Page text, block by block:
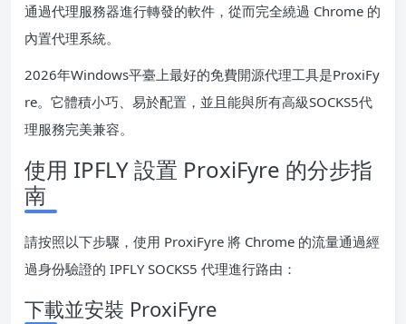
通過代理服務器進行轉發的軟件，從而完全繞過 Chrome 的
內置代理系統。
2026年Windows平臺上最好的免費開源代理工具是ProxiFy
re。它體積小巧、易於配置，並且能與所有高級SOCKS5代
理服務完美兼容。
使用 IPFLY 設置 ProxiFyre 的分步指
南
請按照以下步驟，使用 ProxiFyre 將 Chrome 的流量通過經
過身份驗證的 IPFLY SOCKS5 代理進行路由：
下載並安裝 ProxiFyre